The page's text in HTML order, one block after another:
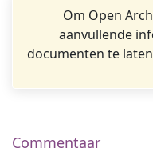
Om Open
aanvullende
documenten te
Commentaar